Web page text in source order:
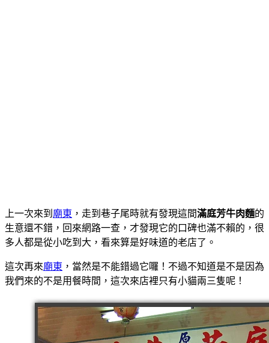
上一次來到 廟東 ，走到巷子尾時就有發現這間滿庭芳牛肉麵的
生意還不錯，回來網路一查，才發現它的口碑也滿不賴的，很
多人都是從小吃到大，看來算是好味道的老店了。
這次再來廟東 ，當然是不能錯過它囉！不過不知道是不是因為
我們來的不是用餐時間，這次來店裡只有小貓兩三隻呢！